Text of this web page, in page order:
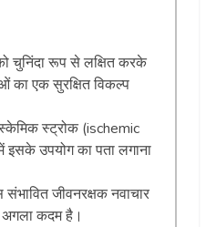
चुनिंदा रूप से लक्षित करके
का एक सुरक्षित विकल्प
स्ट्रोक (ischemic
उपयोग का पता लगाना
संभावित जीवनरक्षक नवाचार
अगला कदम है।